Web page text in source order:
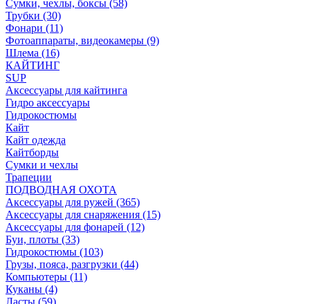
Сумки, чехлы, боксы (58)
Трубки (30)
Фонари (11)
Фотоаппараты, видеокамеры (9)
Шлема (16)
КАЙТИНГ
SUP
Аксессуары для кайтинга
Гидро аксессуары
Гидрокостюмы
Кайт
Кайт одежда
Кайтборды
Сумки и чехлы
Трапеции
ПОДВОДНАЯ ОХОТА
Аксессуары для ружей (365)
Аксессуары для снаряжения (15)
Аксессуары для фонарей (12)
Буи, плоты (33)
Гидрокостюмы (103)
Грузы, пояса, разгрузки (44)
Компьютеры (11)
Куканы (4)
Ласты (59)